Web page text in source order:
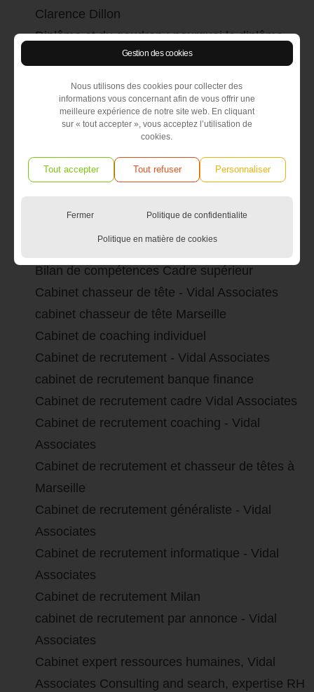
Gestion des cookies
Nous utilisons des cookies pour collecter des
informations vous concernant afin de vous offrir une
meilleure expérience de notre site web. En cliquant
sur « tout accepter », vous acceptez l’utilisation de
cookies.
Tout accepter Tout refuser Personnaliser
Fermer Politique de confidentialite
Politique en matière de cookies
Clarence Dillon
Diplôme et du goudron : pourquoi le diplôme
nous colle-t-il à la peau
Vidal Associates Déménage
Comment recruter le meilleur talent? Bonnes
pratiques, recettes et convictions
Autres liens
Bilan de compétences Cadre supérieur
Cabinet chasseur de tête - Vidal Associates
cabinet chasseur de tête Marseille
Cabinet de coaching individuel
Cabinet de recrutement - Vidal Associates
cabinet de recrutement banque finance
Cabinet de recrutement cadre Vidal Associates
Cabinet de recrutement coaching - Vidal
Associates
Cabinet de recrutement et chasseur de têtes à
Marseille
Cabinet de recrutement généraliste - Vidal
Associates
Cabinet de recrutement informatique - Vidal
Associates
Cabinet de recrutement Milan
cabinet de recrutement par annonce - Vidal
Associates
Cabinet expert ressources humaines, Vidal
Associates Consulting and search, expertise RH